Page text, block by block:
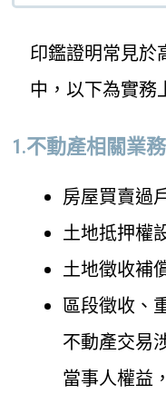
印鑑證明常見於
中，以下為實務
1.不動產相關業務
房屋買賣過
土地抵押權
土地徵收補
區段徵收、
不動產交易
當事人權益